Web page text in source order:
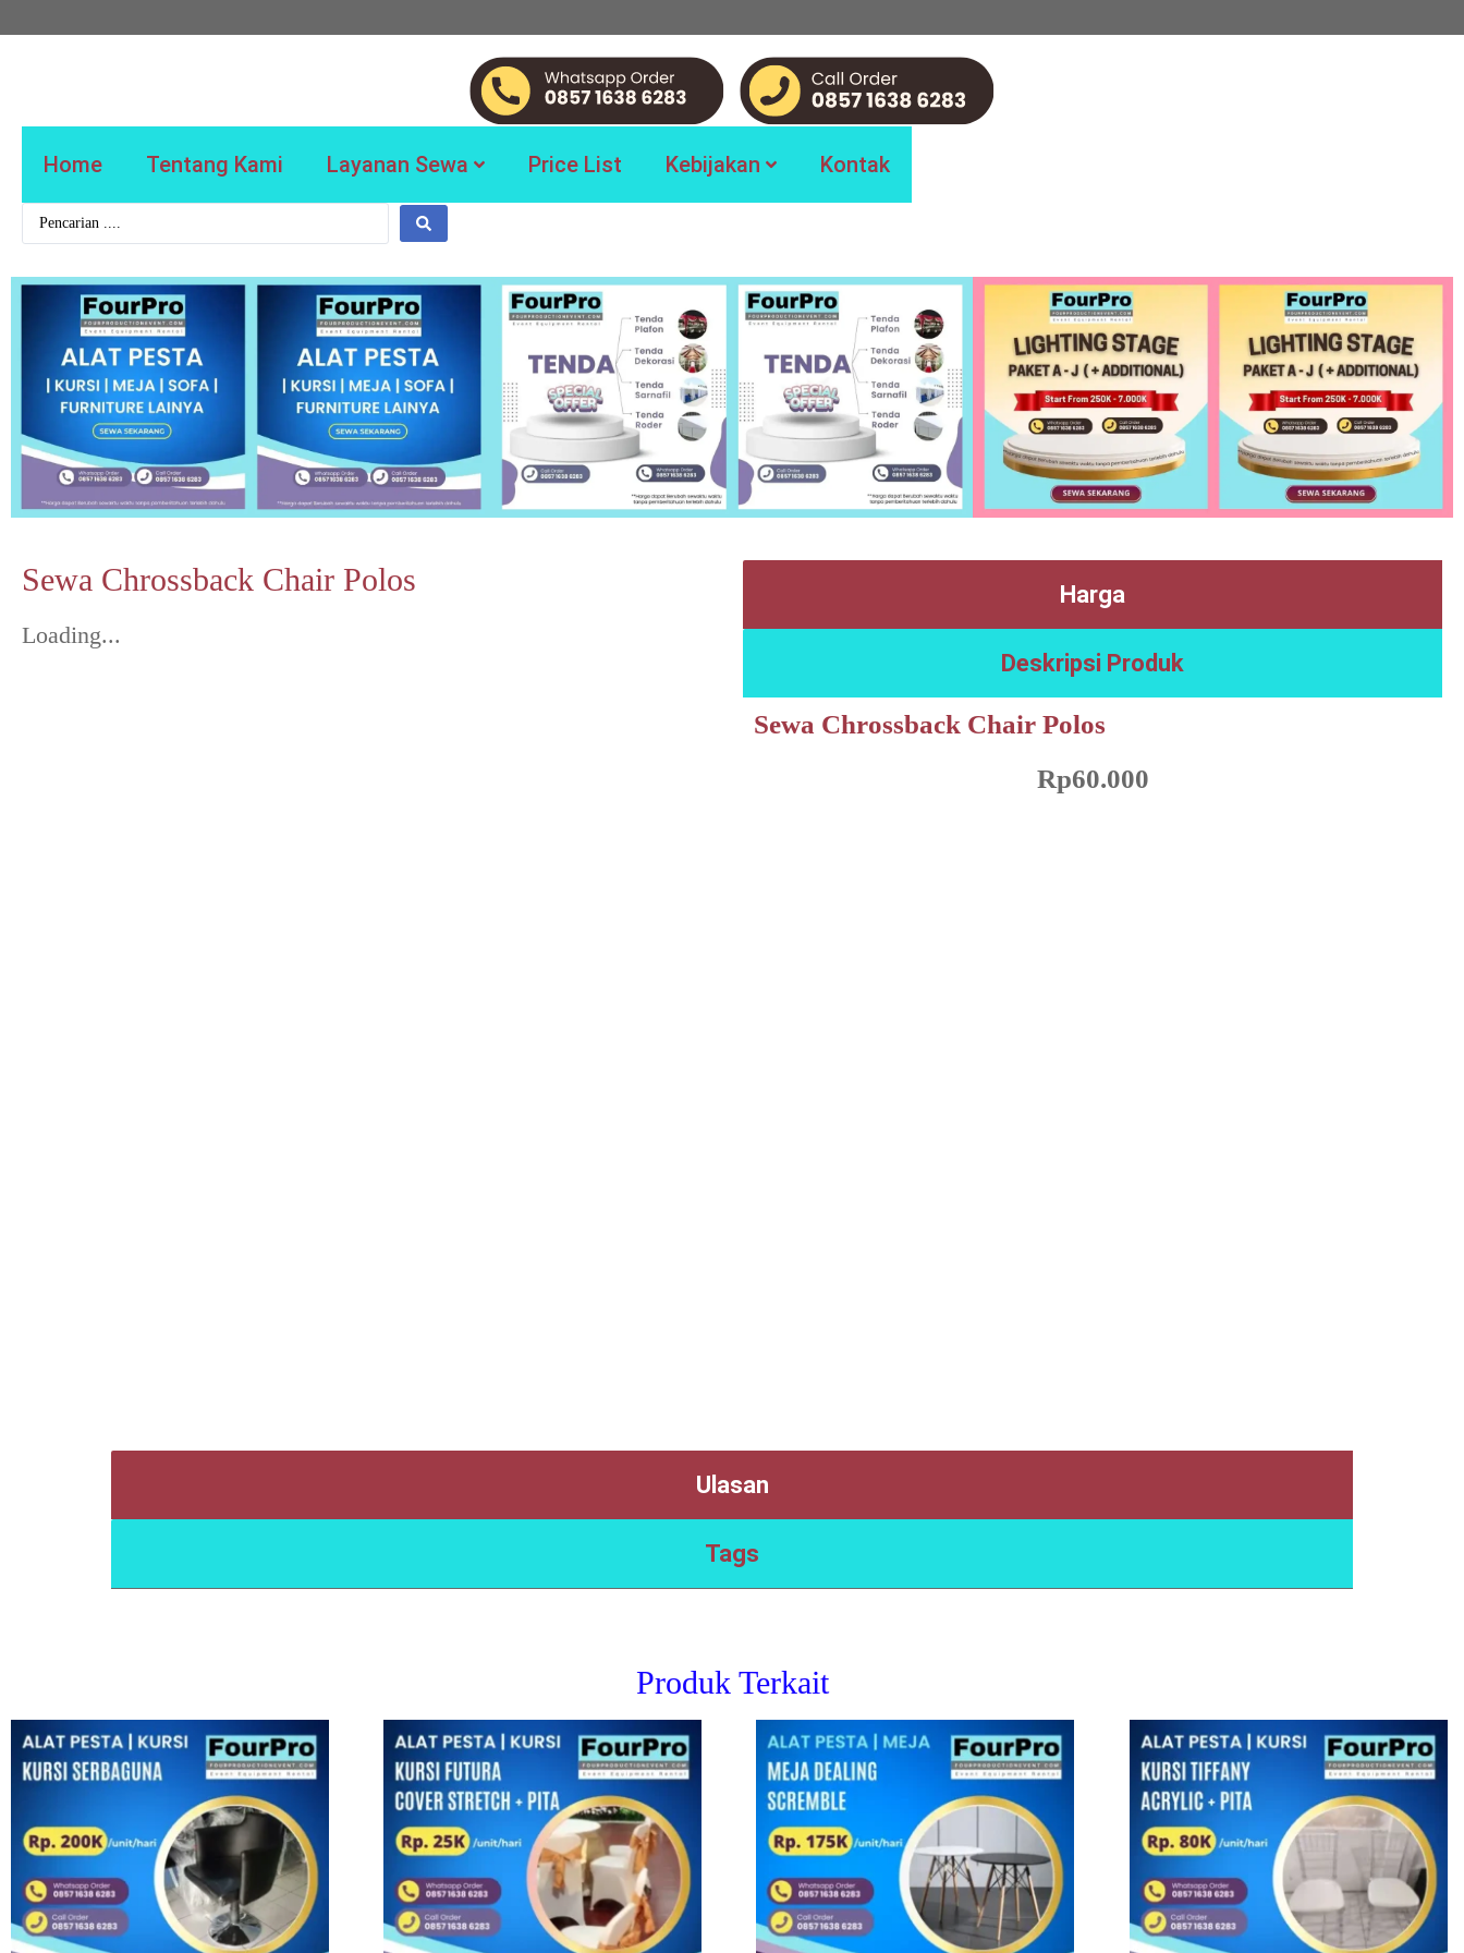
Home Tentang Kami Layanan Sewa Price List Kebijakan Kontak
Sewa Chrossback Chair Polos
Loading...
Harga
Deskripsi Produk
Sewa Chrossback Chair Polos
Rp60.000
Ulasan
Tags
Produk Terkait